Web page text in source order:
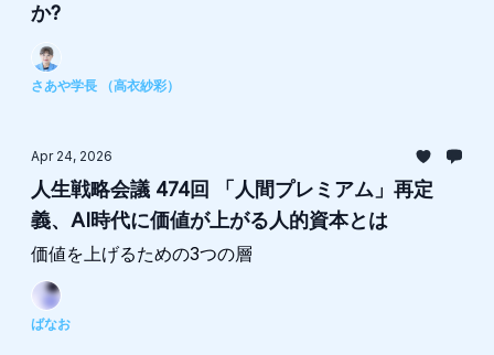
か?
さあや学長 （高衣紗彩）
Apr 24, 2026
人生戦略会議 474回 「人間プレミアム」再定
義、AI時代に価値が上がる人的資本とは
価値を上げるための3つの層
ばなお